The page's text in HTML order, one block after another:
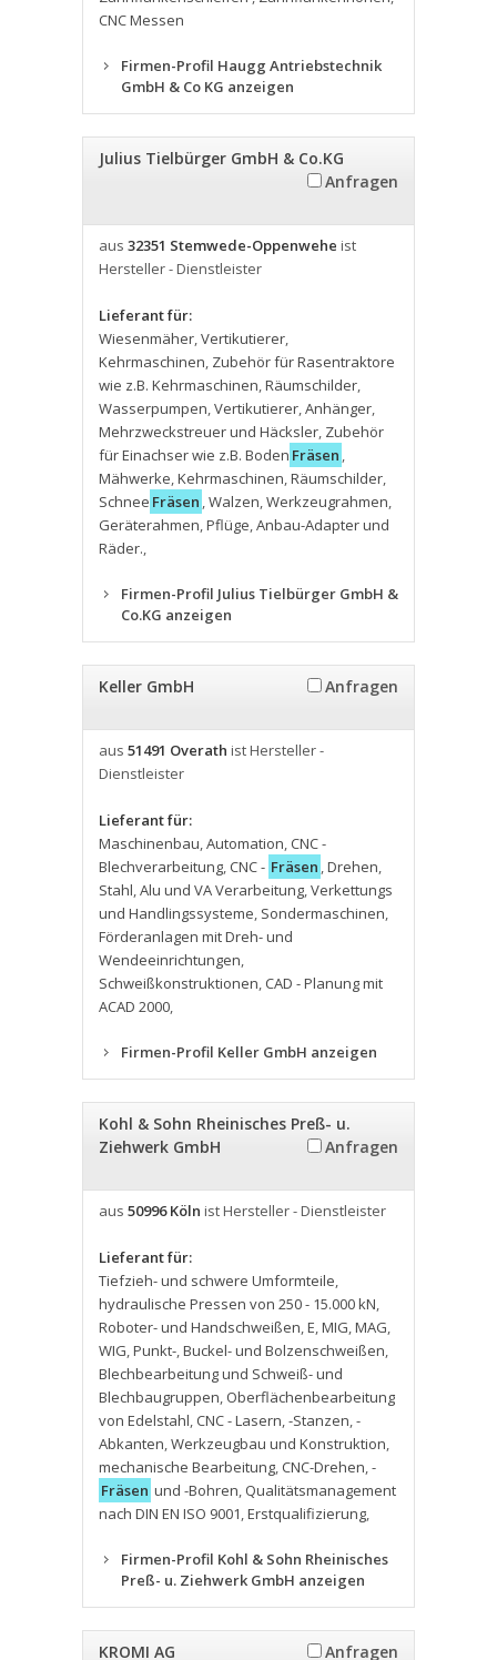
CNC Messen
Firmen-Profil Haugg Antriebstechnik
GmbH & Co KG anzeigen
Julius Tielbürger GmbH & Co.KG
Anfragen
aus 32351 Stemwede-Oppenwehe ist
Hersteller - Dienstleister
Lieferant für:
Wiesenmäher,Vertikutierer,
Kehrmaschinen, Zubehör für Rasentraktore
wie z.B. Kehrmaschinen,Räumschilder,
Wasserpumpen,Vertikutierer,Anhänger,
Mehrzweckstreuer und Häcksler, Zubehör
für Einachser wie z.B. Boden Fräsen ,
Mähwerke,Kehrmaschinen,Räumschilder,
Schnee Fräsen ,Walzen,Werkzeugrahmen,
Geräterahmen,Pflüge,Anbau-Adapter und
Räder.,
Firmen-Profil Julius Tielbürger GmbH &
Co.KG anzeigen
Keller GmbH Anfragen
aus 51491 Overath ist Hersteller -
Dienstleister
Lieferant für:
Maschinenbau,Automation, CNC -
Blechverarbeitung, CNC - Fräsen ,Drehen,
Stahl,Alu und VA Verarbeitung,Verkettungs
und Handlingssysteme, Sondermaschinen,
Förderanlagen mit Dreh- und
Wendeeinrichtungen,
Schweißkonstruktionen, CAD - Planung mit
ACAD 2000,
Firmen-Profil Keller GmbH anzeigen
Kohl & Sohn Rheinisches Preß- u.
Ziehwerk GmbH
Anfragen
aus 50996 Köln ist Hersteller - Dienstleister
Lieferant für:
Tiefzieh- und schwere Umformteile,
hydraulische Pressen von 250 - 15.000 kN,
Roboter- und Handschweißen,E,MIG,MAG,
WIG,Punkt-,Buckel- und Bolzenschweißen,
Blechbearbeitung und Schweiß- und
Blechbaugruppen, Oberflächenbearbeitung
von Edelstahl, CNC - Lasern,-Stanzen,-
Abkanten,Werkzeugbau und Konstruktion,
mechanische Bearbeitung, CNC-Drehen,-
Fräsen und -Bohren, Qualitätsmanagement
nach DIN EN ISO 9001,Erstqualifizierung,
Firmen-Profil Kohl & Sohn Rheinisches
Preß- u. Ziehwerk GmbH anzeigen
KROMI AG Anfragen